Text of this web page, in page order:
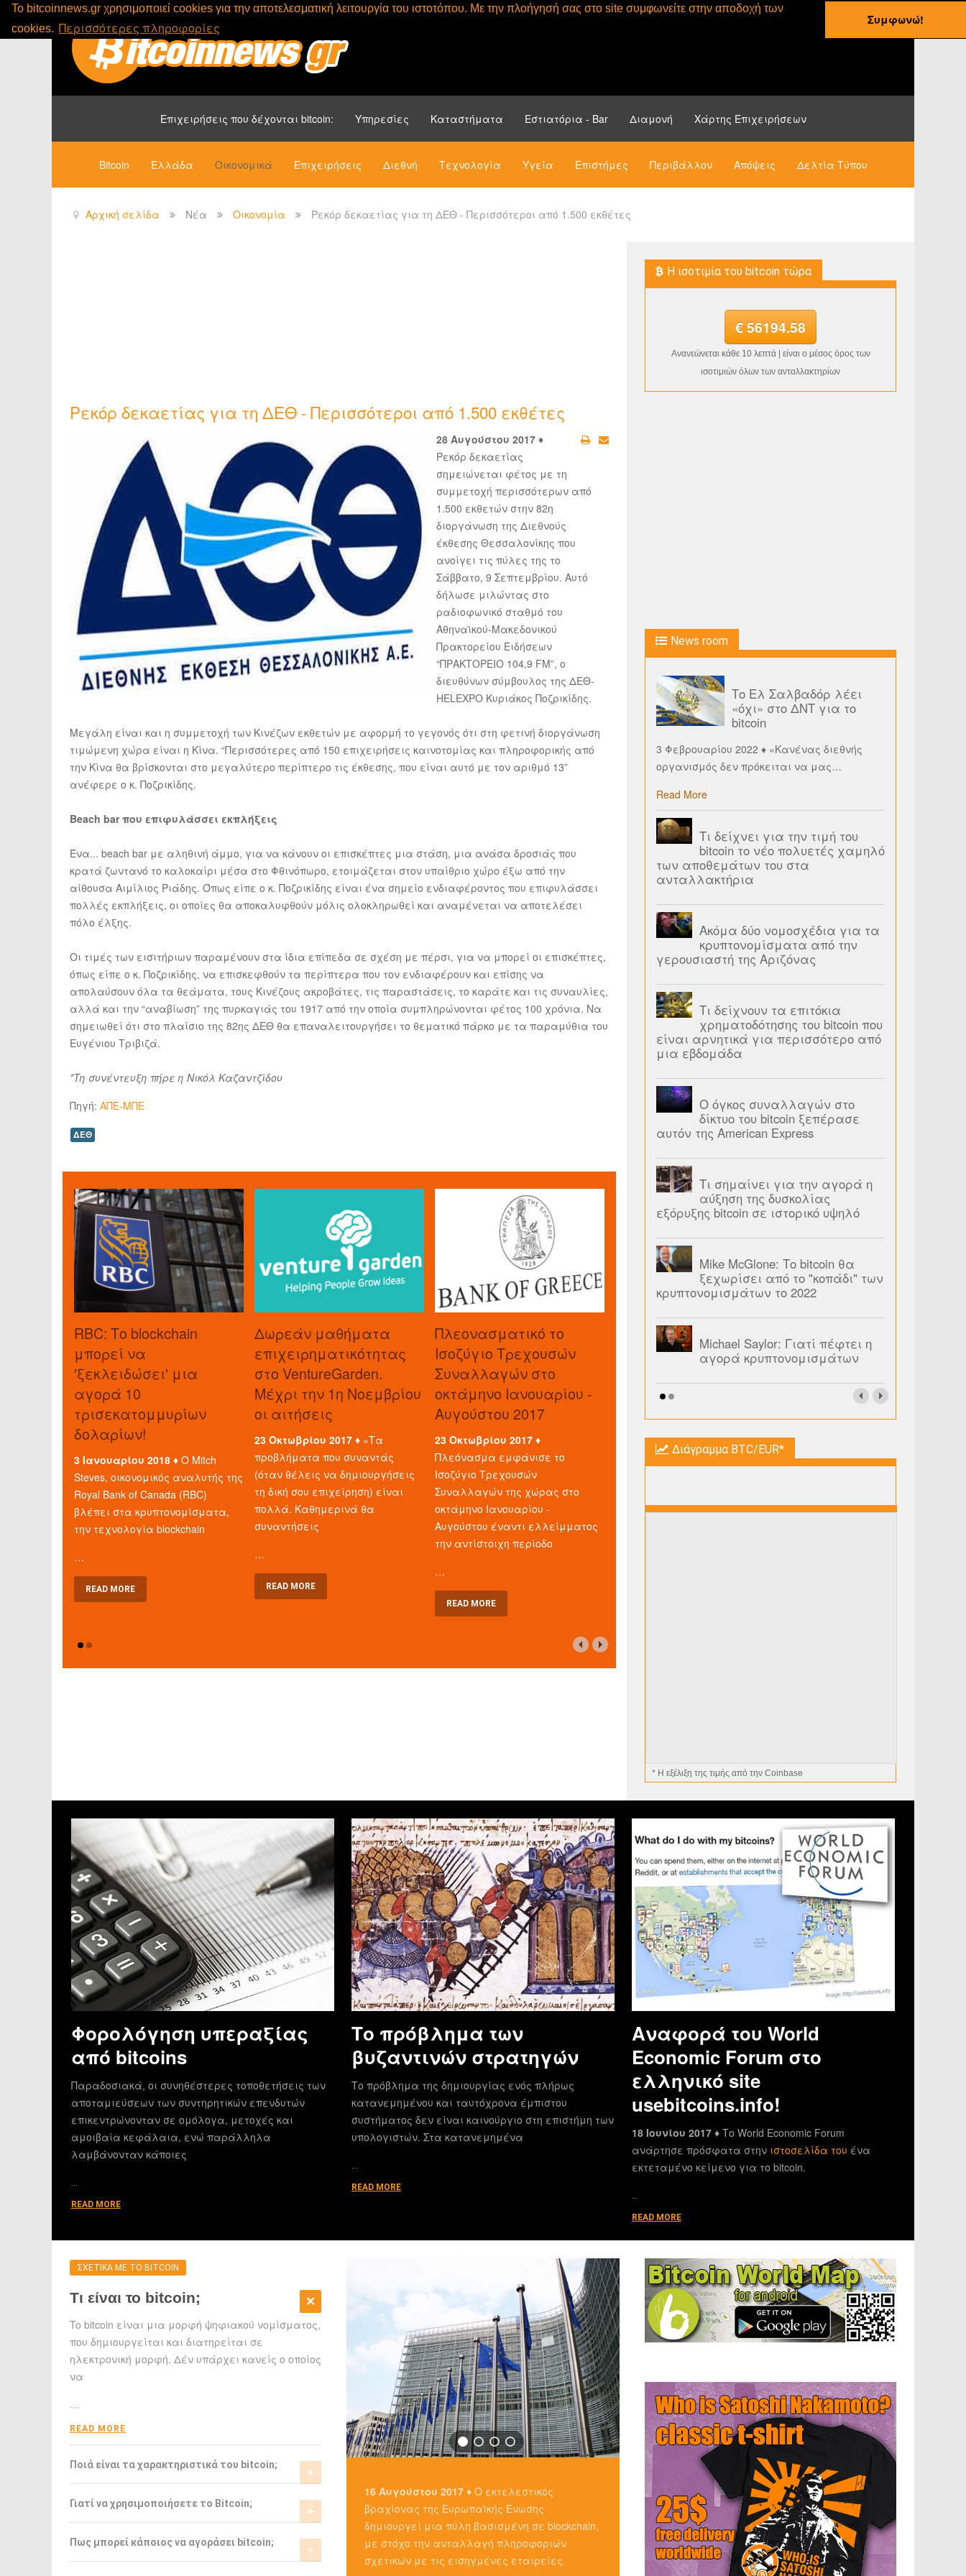
To bitcoinnews.gr χρησιμοποιεί cookies για την αποτελεσματική λειτουργία του ιστοτόπου. Με την πλοήγησή σας στο site συμφωνείτε στην αποδοχή των
cookies. Περισσότερες πληροφορίες Συμφωνώ!
Επιχειρήσεις που δέχονται bitcoin: Υπηρεσίες Καταστήματα Εστιατόρια - Bar Διαμονή Χάρτης Επιχειρήσεων
Bitcoin Ελλάδα Οικονομικά Επιχειρήσεις Διεθνή Τεχνολογία Υγεία Επιστήμες Περιβάλλον Απόψεις Δελτία Τύπου
Αρχική σελίδα Νέα Οικονομία Ρεκόρ δεκαετίας για τη ΔΕΘ - Περισσότεροι από 1.500 εκθέτες
Ρεκόρ δεκαετίας για τη ΔΕΘ - Περισσότεροι από 1.500 εκθέτες
28 Αυγούστου 2017 ♦
Ρεκόρ δεκαετίας
σημειώνεται φέτος με τη
συμμετοχή περισσότερων από
1.500 εκθετών στην 82η
διοργάνωση της Διεθνούς
έκθεσης Θεσσαλονίκης που
ανοίγει τις πύλες της το
Σάββατο, 9 Σεπτεμβρίου. Αυτό
δήλωσε μιλώντας στο
ραδιοφωνικό σταθμό του
Αθηναϊκού-Μακεδονικού
Πρακτορείου Ειδήσεων
“ΠΡΑΚΤΟΡΕΙΟ 104,9 FM”, ο
διευθύνων σύμβουλος της ΔΕΘ-
HELEXPO Κυριάκος Ποζρικίδης.
Μεγάλη είναι και η συμμετοχή των Κινέζων εκθετών με αφορμή το γεγονός ότι στη φετινή διοργάνωση
τιμώμενη χώρα είναι η Κίνα. “Περισσότερες από 150 επιχειρήσεις καινοτομίας και πληροφορικής από
την Κίνα θα βρίσκονται στο μεγαλύτερο περίπτερο τις έκθεσης, που είναι αυτό με τον αριθμό 13”
ανέφερε ο κ. Ποζρικίδης.
Beach bar που επιφυλάσσει εκπλήξεις
Ένα... beach bar με αληθινή άμμο, για να κάνουν οι επισκέπτες μια στάση, μια ανάσα δροσιάς που
κρατά ζωντανό το καλοκαίρι μέσα στο Φθινόπωρο, ετοιμάζεται στον υπαίθριο χώρο έξω από την
αίθουσα Αιμίλιος Ριάδης. Όπως είπε ο κ. Ποζρικίδης είναι ένα σημείο ενδιαφέροντος που επιφυλάσσει
πολλές εκπλήξεις, οι οποίες θα αποκαλυφθούν μόλις ολοκληρωθεί και αναμένεται να αποτελέσει
πόλο έλξης.
Οι τιμές των εισιτήριων παραμένουν στα ίδια επίπεδα σε σχέση με πέρσι, για να μπορεί οι επισκέπτες,
όπως είπε ο κ. Ποζρικίδης, να επισκεφθούν τα περίπτερα που τον ενδιαφέρουν και επίσης να
απολαύσουν όλα τα θεάματα, τους Κινέζους ακροβάτες, τις παραστάσεις, το καράτε και τις συναυλίες,
αλλά και την “αναβίωση” της πυρκαγιάς του 1917 από την οποία συμπληρώνονται φέτος 100 χρόνια. Να
σημειωθεί ότι στο πλαίσιο της 82ης ΔΕΘ θα επαναλειτουργήσει το θεματικό πάρκο με τα παραμύθια του
Ευγένιου Τριβιζά.
*Τη συνέντευξη πήρε η Νικόλ Καζαντζίδου
Πηγή: ΑΠΕ-ΜΠΕ
ΔΕΘ
RBC: Το blockchain
μπορεί να
'ξεκλειδώσει' μια
αγορά 10
τρισεκατομμυρίων
δολαρίων!
3 Ιανουαρίου 2018 ♦Ο Mitch
Steves, οικονομικός αναλυτής της
Royal Bank of Canada (RBC)
βλέπει στα κρυπτονομίσματα,
την τεχνολογία blockchain
…
READ MORE
Δωρεάν μαθήματα
επιχειρηματικότητας
στο VentureGarden.
Μέχρι την 1η Νοεμβρίου
οι αιτήσεις
23 Οκτωβρίου 2017 ♦ «Τα
προβλήματα που συναντάς
(όταν θέλεις να δημιουργήσεις
τη δική σου επιχείρηση) είναι
πολλά. Καθημερινά θα
συναντήσεις
…
READ MORE
Πλεονασματικό το
Ισοζύγιο Τρεχουσών
Συναλλαγών στο
οκτάμηνο Ιανουαρίου -
Αυγούστου 2017
23 Οκτωβρίου 2017 ♦
Πλεόνασμα εμφάνισε το
Ισοζύγιο Τρεχουσών
Συναλλαγών της χώρας στο
οκτάμηνο Ιανουαρίου -
Αυγούστου έναντι ελλείμματος
την αντίστοιχη περίοδο
…
READ MORE
H ισοτιμία του bitcoin τώρα
€ 56194.58
Ανανεώνεται κάθε 10 λεπτά | είναι ο μέσος όρος των
ισοτιμιών όλων των ανταλλακτηρίων
News room
Το Ελ Σαλβαδόρ λέει
«όχι» στο ΔΝΤ για το
bitcoin
3 Φεβρουαρίου 2022 ♦ «Κανένας διεθνής
οργανισμός δεν πρόκειται να μας…
Read More
Τι δείχνει για την τιμή του
bitcoin το νέο πολυετές χαμηλό
των αποθεμάτων του στα
ανταλλακτήρια
Ακόμα δύο νομοσχέδια για τα
κρυπτονομίσματα από την
γερουσιαστή της Αριζόνας
Τι δείχνουν τα επιτόκια
χρηματοδότησης του bitcoin που
είναι αρνητικά για περισσότερο από
μια εβδομάδα
Ο όγκος συναλλαγών στο
δίκτυο του bitcoin ξεπέρασε
αυτόν της American Express
Τι σημαίνει για την αγορά η
αύξηση της δυσκολίας
εξόρυξης bitcoin σε ιστορικό υψηλό
Mike McGlone: Το bitcoin θα
ξεχωρίσει από το "κοπάδι" των
κρυπτονομισμάτων το 2022
Michael Saylor: Γιατί πέφτει η
αγορά κρυπτονομισμάτων
Διάγραμμα BTC/EUR*
* H εξέλιξη της τιμής από την Coinbase
Φορολόγηση υπεραξίας
από bitcoins
Παραδοσιακά, οι συνηθέστερες τοποθετήσεις των
αποταμιεύσεων των συντηρητικών επενδυτών
επικεντρώνονταν σε ομόλογα, μετοχές και
αμοιβαία κεφάλαια, ενώ παράλληλα
λαμβάνονταν κάποιες
READ MORE
Το πρόβλημα των
βυζαντινών στρατηγών
Το πρόβλημα της δημιουργίας ενός πλήρως
κατανεμημένου και ταυτόχρονα έμπιστου
συστήματος δεν είναι καινούργιο στη επιστήμη των
υπολογιστών. Στα κατανεμημένα
READ MORE
Αναφορά του World
Economic Forum στο
ελληνικό site
usebitcoins.info!
18 Ιουνίου 2017 ♦ Το World Economic Forum
ανάρτησε πρόσφατα στην ιστοσελίδα του ένα
εκτεταμένο κείμενο για το bitcoin.
READ MORE
ΣΧΕΤΙΚΑ ΜΕ ΤΟ BITCOIN
Τι είναι το bitcoin;
To bitcoin είναι μια μορφή ψηφιακού νομίσματος,
που δημιουργείται και διατηρείται σε
ηλεκτρονική μορφή. Δέν υπάρχει κανείς ο οποίος
να
READ MORE
Ποιά είναι τα χαρακτηριστικά του bitcoin;
Το bitcoin έχει αρκετά σημαντικά
χαρακτηριστικά που το ξεχωρίζουν από τα
ελεγχόμενα-από-κυβερνήσεις νομίσματα.
Γιατί να χρησιμοποιήσετε το Bitcoin;
Το bitcoin είναι μια σχετικά νέα μορφή
νομίσματος, η οποία τώρα αρχίζει να γίνεται
αποδεκτή από μιά μεγάλη μερίδα του
Πως μπορεί κάποιος να αγοράσει bitcoin;
Μπορείτε να αγοράσετε bitcoin είτε από τα
16 Αυγούστου 2017 ♦ Ο εκτελεστικός
βραχίονας της Ευρωπαϊκής Ένωσης
δημιουργεί μια πύλη βασισμένη σε blockchain,
με στόχο την ανταλλαγή πληροφοριών
σχετικών με τις εισηγμένες εταιρείες.